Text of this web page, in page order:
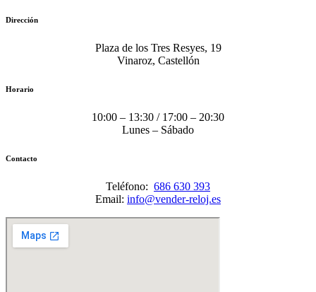
Dirección
Plaza de los Tres Resyes, 19
Vinaroz, Castellón
Horario
10:00 – 13:30 / 17:00 – 20:30
Lunes – Sábado
Contacto
Teléfono: 686 630 393
Email: info@vender-reloj.es